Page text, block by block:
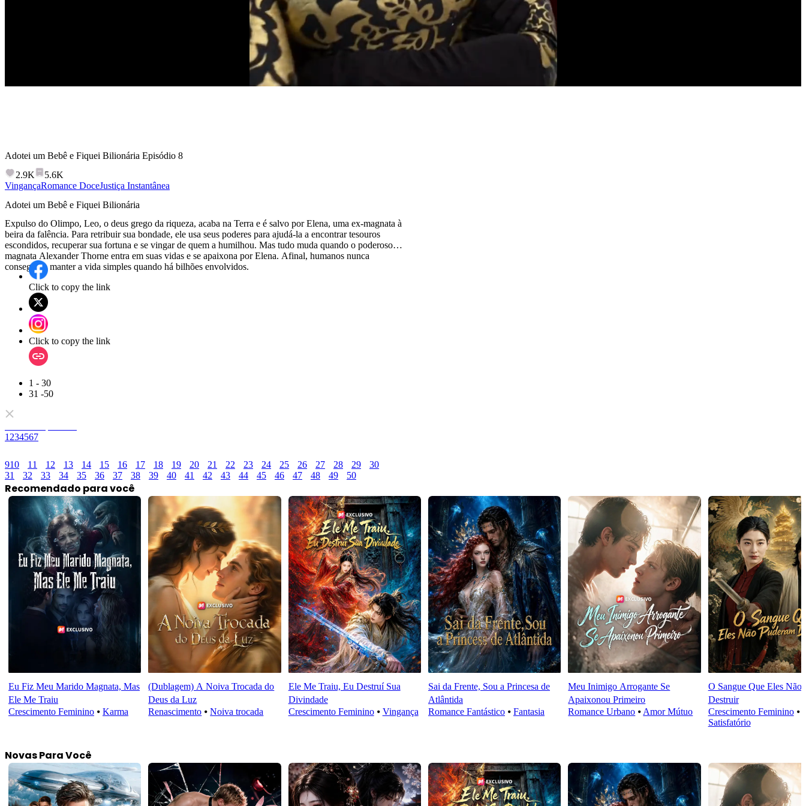
Adotei um Bebê e Fiquei Bilionária Episódio 8
2.9K
5.6K
VingançaRomance DoceJustiça Instantânea
Adotei um Bebê e Fiquei Bilionária
Expulso do Olimpo, Leo, o deus grego da riqueza, acaba na Terra e é salvo por Elena, uma ex-magnata à
beira da falência. Para retribuir sua bondade, ele usa seus poderes para ajudá-la a encontrar tesouros
escondidos, recuperar sua fortuna e se vingar de quem a humilhou. Mas tudo muda quando o poderoso
magnata Alexander Thorne entra em suas vidas e se apaixona por Elena. Afinal, humanos nunca
conseguem manter a vida simples quando há bilhões envolvidos.
Click to copy the link
Click to copy the link
1 - 30
31 -50
1 234567
910 11 12 13 14 15 16 17 18 19 20 21 22 23 24 25 26 27 28 29
30
31
32 33 34 35 36 37 38 39 40 41 42 43 44 45 46 47 48 49 50
Recomendado para você
Eu Fiz Meu Marido Magnata, Mas
Ele Me Traiu
Crescimento Feminino ⦁ Karma
(Dublagem) A Noiva Trocada do
Deus da Luz
Renascimento ⦁Noiva trocada
Ele Me Traiu, Eu Destruí Sua
Divindade
Crescimento Feminino⦁ Vingança
Sai da Frente, Sou a Princesa de
Atlântida
Romance Fantástico⦁ Fantasia
Meu Inimigo Arrogante Se
Apaixonou Primeiro
Romance Urbano ⦁ Amor Mútuo
O Sangue Que Eles Não
Destruir
Crescimento Feminino⦁
Satisfatório
Novas Para Você